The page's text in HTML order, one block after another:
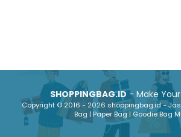
SHOPPINGBAG.ID- Make Your
Copyright © 2016 - 2026 shoppingbag.id -
Bag | Paper Bag | Goodie Bag